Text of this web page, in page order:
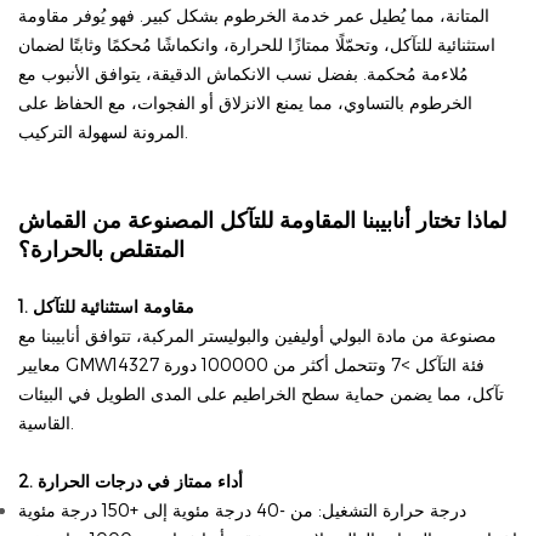
المتانة، مما يُطيل عمر خدمة الخرطوم بشكل كبير. فهو يُوفر مقاومة
استثنائية للتآكل، وتحمّلًا ممتازًا للحرارة، وانكماشًا مُحكمًا وثابتًا لضمان
مُلاءمة مُحكمة. بفضل نسب الانكماش الدقيقة، يتوافق الأنبوب مع
الخرطوم بالتساوي، مما يمنع الانزلاق أو الفجوات، مع الحفاظ على
لماذا تختار أنابيبنا المقاومة للتآكل المصنوعة من القماش
المتقلص بالحرارة؟
1. مقاومة استثنائية للتآكل
مصنوعة من مادة البولي أوليفين والبوليستر المركبة، تتوافق أنابيبنا مع
معايير GMW14327 فئة التآكل >7 وتتحمل أكثر من 100000 دورة
تآكل، مما يضمن حماية سطح الخراطيم على المدى الطويل في البيئات
2. أداء ممتاز في درجات الحرارة
درجة حرارة التشغيل: من -40 درجة مئوية إلى +150 درجة مئوية